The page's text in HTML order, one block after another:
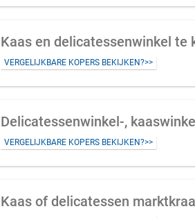
Kaas en delicatessenwinkel te
VERGELIJKBARE KOPERS BEKIJKEN?>>
Delicatessenwinkel-,
VERGELIJKBARE KOPERS BEKIJKEN?>>
Kaas of delicatessen